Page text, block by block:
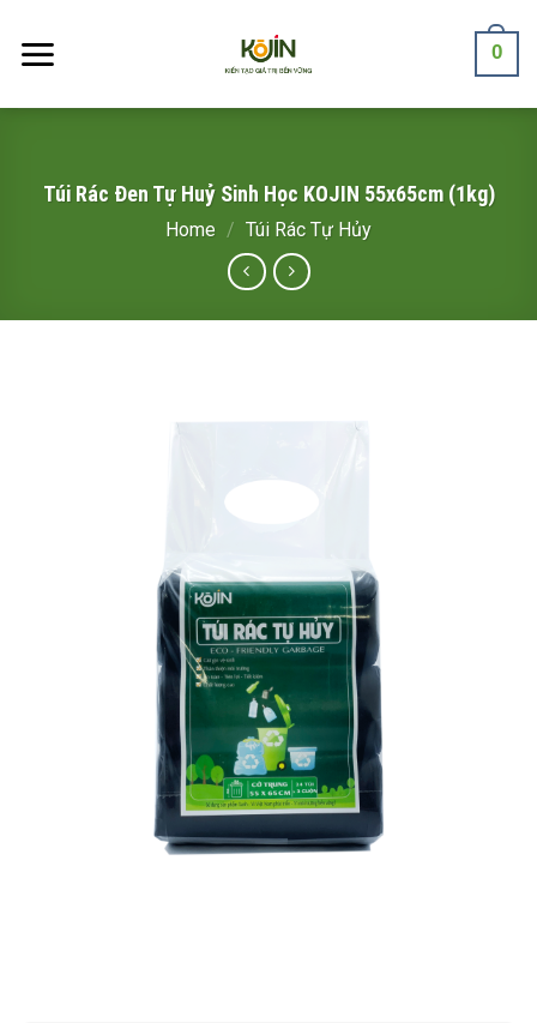
content
0
Túi Rác Đen Tự Huỷ Sinh Học KOJIN 55x65cm (1kg)
Home / Túi Rác Tự Hủy